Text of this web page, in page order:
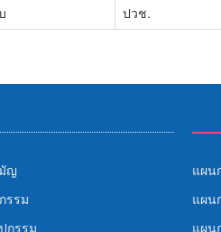
ปวช.
ญ
รรม
กรรม
แผน
แผน
แผน